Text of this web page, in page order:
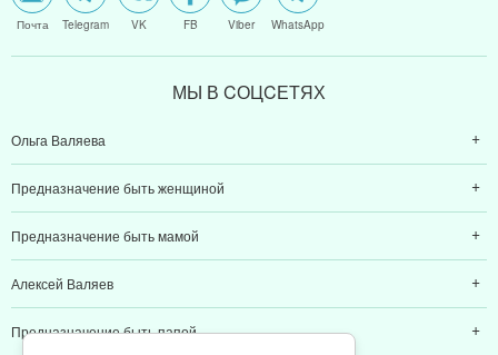
Почта Telegram VK FB Viber WhatsApp
МЫ В CОЦCЕТЯХ
Ольга Валяева
Предназначение быть женщиной
Предназначение быть мамой
Алексей Валяев
Предназначение быть папой